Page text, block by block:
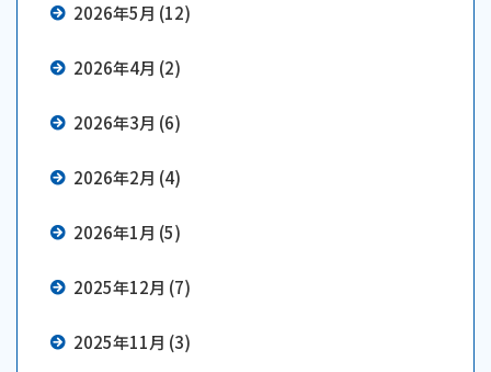
2026年5月 (12)
2026年4月 (2)
2026年3月 (6)
2026年2月 (4)
2026年1月 (5)
2025年12月 (7)
2025年11月 (3)